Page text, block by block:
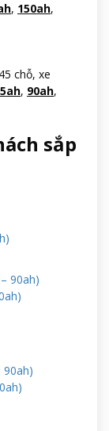
, 150ah,
chỗ, xe
, 90ah,
sắp
90ah)
90ah)